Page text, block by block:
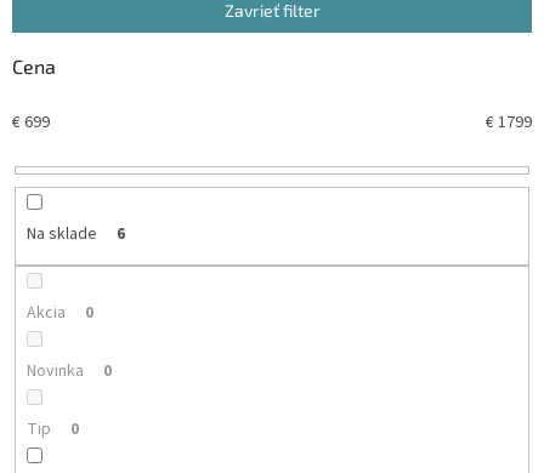
i
e
p
o
d
u
o
Zavrieť filter
Cena
€699 €1799
Na sklade 6
Akcia 0
Novinka 0
Tip 0